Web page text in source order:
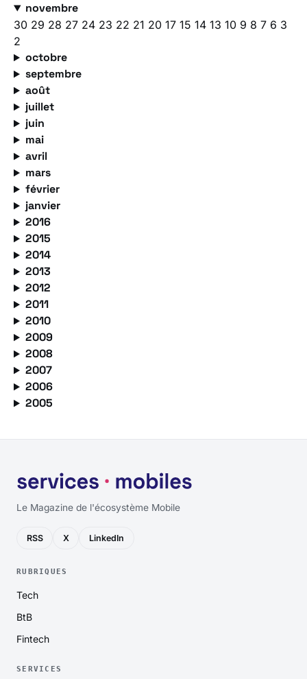
novembre
30 29 28 27 24 23 22 21 20 17 15 14 13 10 9 8 7 6 3
2
octobre
septembre
août
juillet
juin
mai
avril
mars
février
janvier
2016
2015
2014
2013
2012
2011
2010
2009
2008
2007
2006
2005
Le Magazine de l'écosystème Mobile
RSS X LinkedIn
RUBRIQUES
Tech
BtB
Fintech
SERVICES